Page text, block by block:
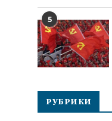
5
РУБРИКИ